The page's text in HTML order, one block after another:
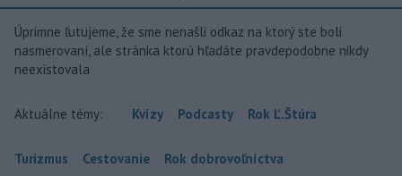
Úprimne ľutujeme, že sme nenašli odkaz na ktorý ste boli
nasmerovaní, ale stránka ktorú hľadáte pravdepodobne nikdy
neexistovala
Aktuálne témy: Kvízy Podcasty Rok Ľ.Štúra
Turizmus Cestovanie Rok dobrovoľníctva